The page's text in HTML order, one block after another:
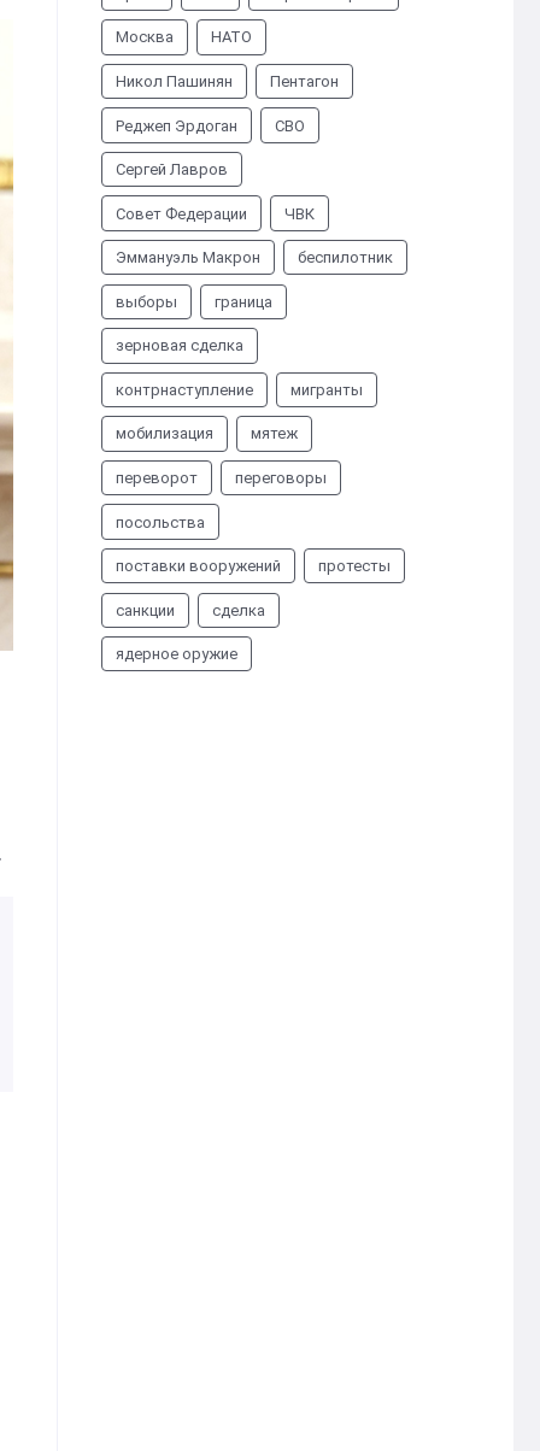
Москва НАТО
Никол Пашинян Пентагон
Реджеп Эрдоган СВО
Сергей Лавров
Совет Федерации ЧВК
Эммануэль Макрон беспилотник
выборы граница
зерновая сделка
контрнаступление мигранты
мобилизация мятеж
переворот переговоры
посольства
поставки вооружений протесты
санкции сделка
ядерное оружие